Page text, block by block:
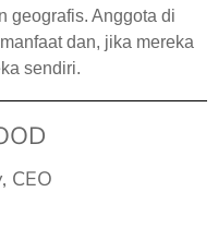
geografis. Anggota di
dan, jika mereka
sendiri.
CEO